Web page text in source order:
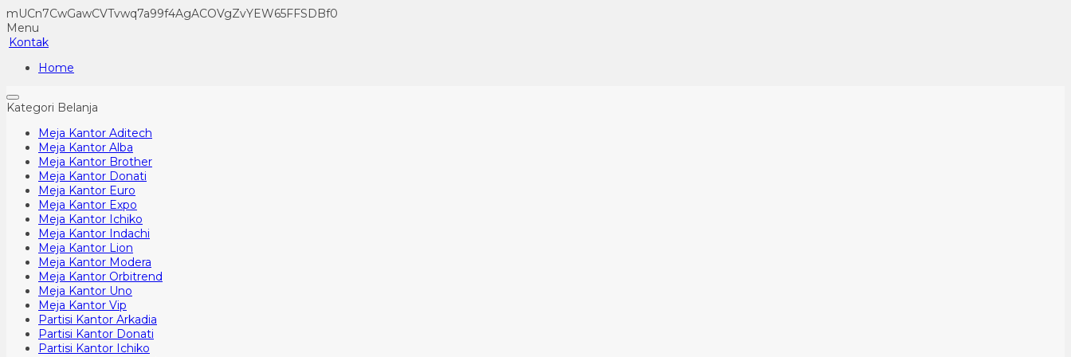
mUCn7CwGawCVTvwq7a99f4AgACOVgZvYEW65FFSDBf0
Menu
Kontak
Home
Kategori Belanja
Meja Kantor Aditech
Meja Kantor Alba
Meja Kantor Brother
Meja Kantor Donati
Meja Kantor Euro
Meja Kantor Expo
Meja Kantor Ichiko
Meja Kantor Indachi
Meja Kantor Lion
Meja Kantor Modera
Meja Kantor Orbitrend
Meja Kantor Uno
Meja Kantor Vip
Partisi Kantor Arkadia
Partisi Kantor Donati
Partisi Kantor Ichiko